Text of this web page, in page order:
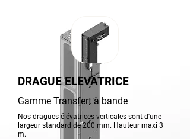
DRAGUE ELEVATRICE
Gamme Transfert à bande
Nos dragues élévatrices verticales sont d'une
largeur standard de 200 mm. Hauteur maxi 3
m.